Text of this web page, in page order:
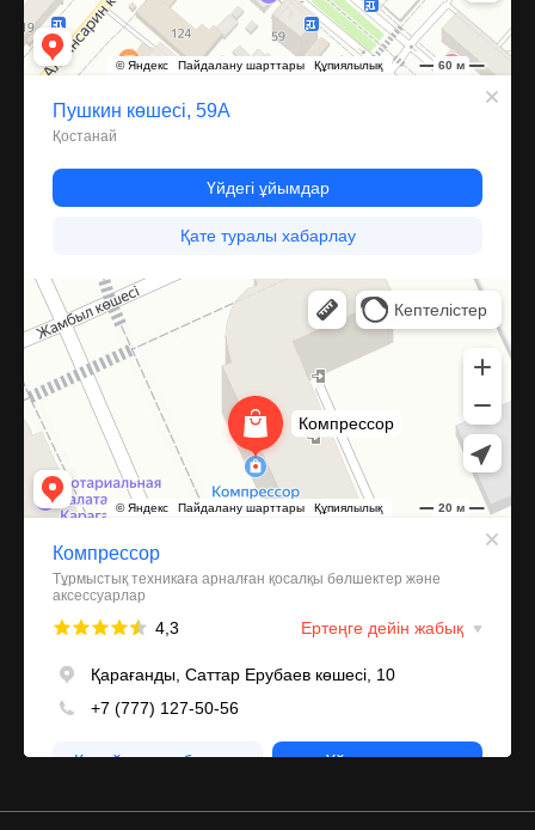
Компрессор
Запчасти и аксессуары для бытовой техники в Караганде